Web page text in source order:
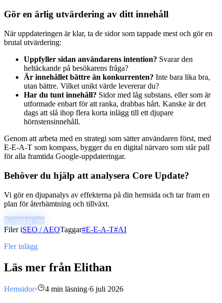
Gör en ärlig utvärdering av ditt innehåll
När uppdateringen är klar, ta de sidor som tappade mest och gör en
brutal utvärdering:
Uppfyller sidan användarens intention? Svarar den
heltäckande på besökarens fråga?
Är innehållet bättre än konkurrenten? Inte bara lika bra,
utan bättre. Vilket unikt värde levererar du?
Har du tunt innehåll? Sidor med låg substans, eller som är
utformade enbart för att ranka, drabbas hårt. Kanske är det
dags att slå ihop flera korta inlägg till ett djupare
hörnstensinnehåll.
Genom att arbeta med en strategi som sätter användaren först, med
E-E-A-T som kompass, bygger du en digital närvaro som står pall
för alla framtida Google-uppdateringar.
Behöver du hjälp att analysera Core Update?
Vi gör en djupanalys av effekterna på din hemsida och tar fram en
plan för återhämtning och tillväxt.
Kontakta oss
Filer iSEO / AEOTaggar#E-E-A-T#AI
Fler inlägg
Läs mer från Elithan
Hemsidor· 4 min läsning·6 juli 2026